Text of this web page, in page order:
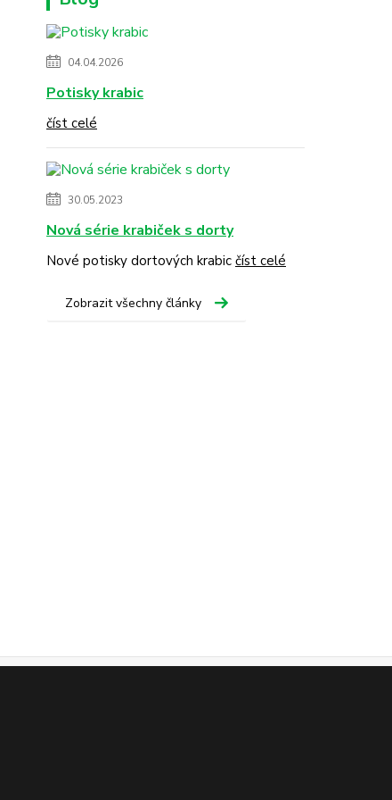
04.04.2026
Potisky krabic
číst celé
30.05.2023
Nová série krabiček s dorty
Nové potisky dortových krabic číst celé
Zobrazit všechny články